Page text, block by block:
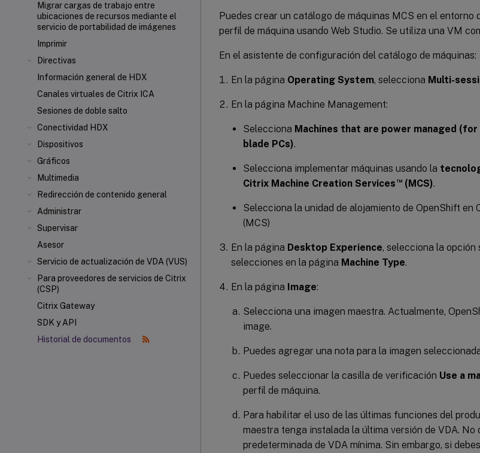
Migrar cargas de trabajo entre
ubicaciones de recursos mediante el
servicio de portabilidad de imágenes
Imprimir
Directivas
Información general de HDX
Canales virtuales de Citrix ICA
Sesiones de doble salto
Conectividad HDX
Dispositivos
Gráficos
Multimedia
Redirección de contenido general
Administrar
Supervisar
Asesor
Servicio de actualización de VDA (VUS)
Para proveedores de servicios de Citrix
(CSP)
Citrix Gateway
SDK y API
Historial de documentos
Puedes crear un catálogo de máquinas MCS en el entorno
perfil de máquina usando Web Studio. Se utiliza una VM
En el asistente de configuración del catálogo de máquinas:
En la página Operating System, selecciona Multi-
En la página Machine Management:
Selecciona Machines that are power managed
blade PCs).
Selecciona implementar máquinas usando la
Citrix Machine Creation Services™(MCS).
Selecciona la unidad de alojamiento de OpenShift
(MCS)
En la página Desktop Experience, selecciona la opción
selecciones en la página Machine Type.
En la página Image:
Selecciona una imagen maestra. Actualmente,
image.
Puedes agregar una nota para la imagen
Puedes seleccionar la casilla de verificación Use a
perfil de máquina.
Para habilitar el uso de las últimas funciones del
maestra tenga instalada la última versión de VDA. No
predeterminada de VDA mínima. Sin embargo, si